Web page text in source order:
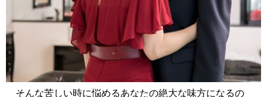
そんな苦しい時に悩めるあなたの絶大な味方になるの